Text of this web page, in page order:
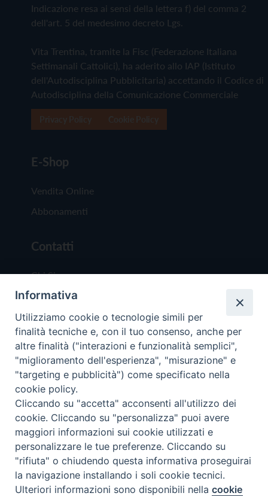
Indicazione resa ai sensi della lettera f) del comma 2
dell'art. 5 del medesimo decreto Lgs.
Vita Trentina, tramite la Fisc (Federazione Italiana
Settimanali Cattolici), ha aderito allo IAP (Istituto
dell'Autodisciplina Pubblicitaria) accettando il Codice di
Autodisciplina della Comunicazione Commerciale
E-Shop
Vendita Online
Abbonamenti
Contatti
Chi Siamo
Redazione
Scrivici
Copyright © 2019 - Tutti i diritti riservati - Vita
Trentina Editrice
Privacy Policy
Torna
Preferenze Cookie
Informativa
Utilizziamo cookie o tecnologie simili per
finalità tecniche e, con il tuo consenso, anche per
altre finalità ("interazioni e funzionalità semplici",
"miglioramento dell'esperienza", "misurazione" e
"targeting e pubblicità") come specificato nella
cookie policy.
Cliccando su "accetta" acconsenti all'utilizzo dei
cookie. Cliccando su "personalizza" puoi avere
maggiori informazioni sui cookie utilizzati e
personalizzare le tue preferenze. Cliccando su
"rifiuta" o chiudendo questa informativa proseguirai
la navigazione installando i soli cookie tecnici.
Ulteriori informazioni sono disponibili nellacookie